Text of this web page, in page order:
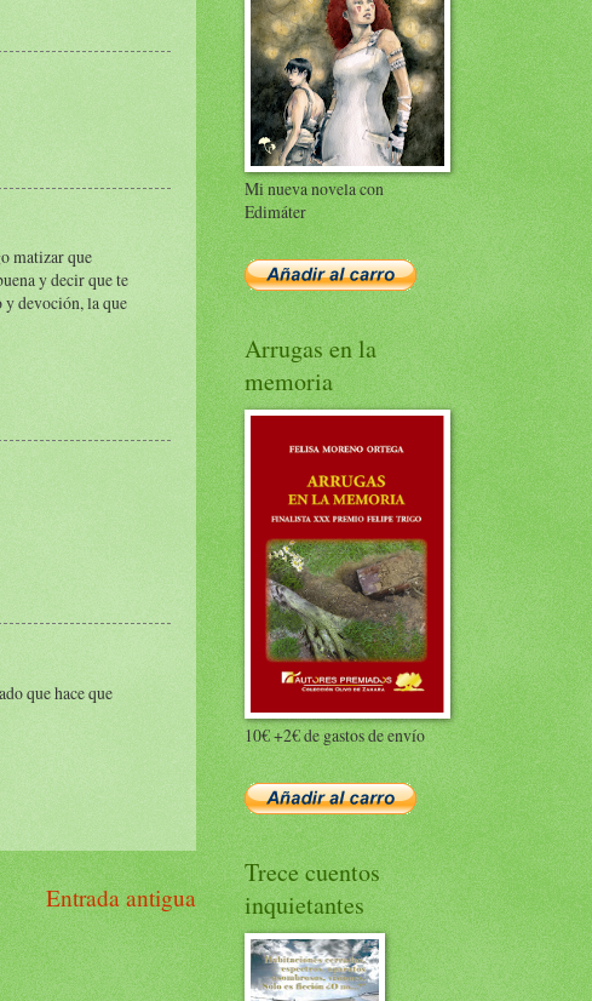
matizar que
y decir que te
y devoción, la que
que hace que
Entrada antigua
Mi nueva novela con
Edimáter
Arrugas en la
memoria
10€ +2€ de gastos de envío
Trece cuentos
inquietantes